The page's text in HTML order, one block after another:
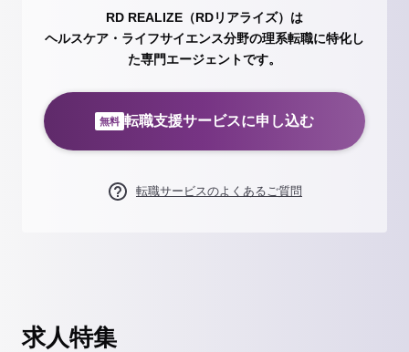
RD REALIZE（RDリアライズ）は
ヘルスケア・ライフサイエンス分野の理系転職に特化し
た専門エージェントです。
無料 転職支援サービスに申し込む
転職サービスのよくあるご質問
求人特集